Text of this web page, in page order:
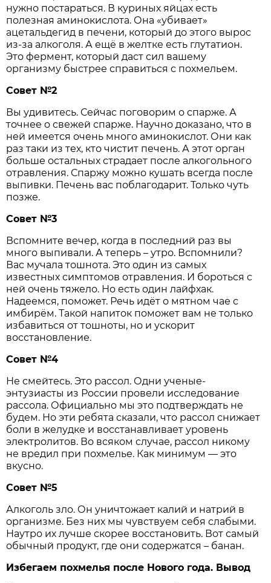
нужно постараться. В куриных яйцах есть
полезная аминокислота. Она «убивает»
ацетальдегид в печени, который до этого вырос
из-за алкоголя. А ещё в желтке есть глутатион.
Это фермент, который даст сил вашему
организму быстрее справиться с похмельем.
Совет №2
Вы удивитесь. Сейчас поговорим о спарже. А
точнее о свежей спарже. Научно доказано, что в
ней имеется очень много аминокислот. Они как
раз таки из тех, кто чистит печень. А этот орган
больше остальных страдает после алкогольного
отравления. Спаржу можно кушать всегда после
выпивки. Печень вас поблагодарит. Только чуть
позже.
Совет №3
Вспомните вечер, когда в последний раз вы
много выпивали. А теперь – утро. Вспомнили?
Вас мучала тошнота. Это один из самых
известных симптомов отравления. И бороться с
ней очень тяжело. Но есть один лайфхак.
Надеемся, поможет. Речь идёт о мятном чае с
имбирём. Такой напиток поможет вам не только
избавиться от тошноты, но и ускорит
восстановление.
Совет №4
Не смейтесь. Это рассол. Одни ученые-
энтузиасты из России провели исследование
рассола. Официально мы это подтверждать не
будем. Но эти ребята сказали, что рассол снижает
боли в желудке и восстанавливает уровень
электролитов. Во всяком случае, рассол никому
не вредил при похмелье. Как минимум — это
вкусно.
Совет №5
Алкоголь зло. Он уничтожает калий и натрий в
организме. Без них мы чувствуем себя слабыми.
Наутро их лучше скорее восстановить. Вот самый
обычный продукт, где они содержатся – банан.
Избегаем похмелья после Нового года. Вывод